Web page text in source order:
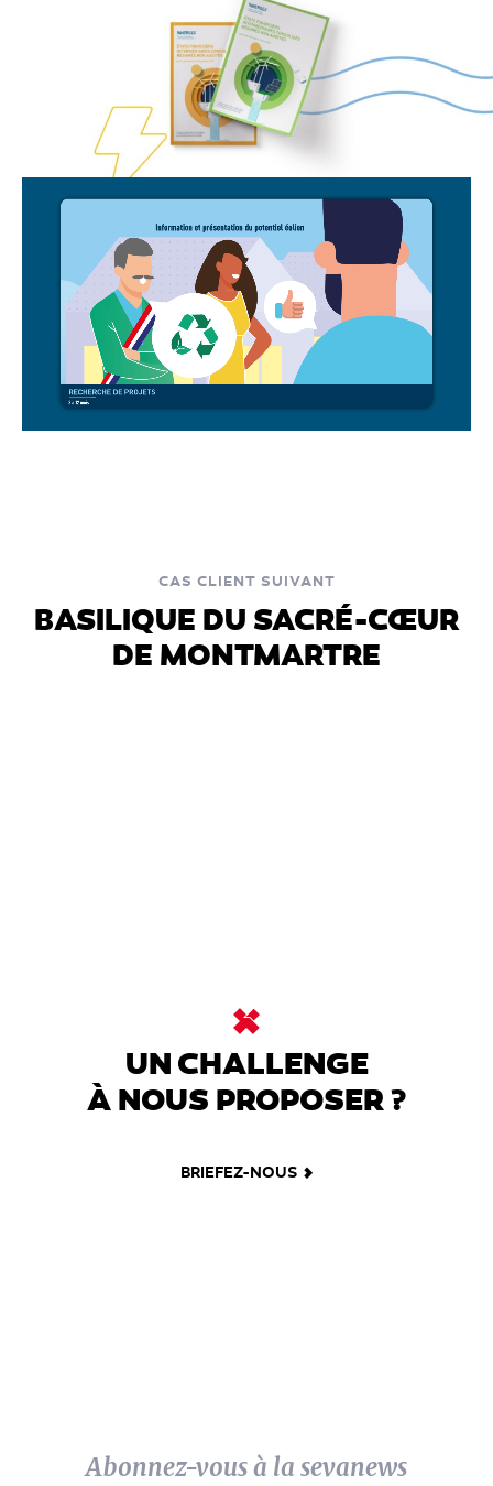
CAS CLIENT SUIVANT
BASILIQUE DU SACRÉ-CŒUR
DE MONTMARTRE
UN CHALLENGE
À NOUS PROPOSER ?
BRIEFEZ-NOUS
Abonnez-vous à la sevanews